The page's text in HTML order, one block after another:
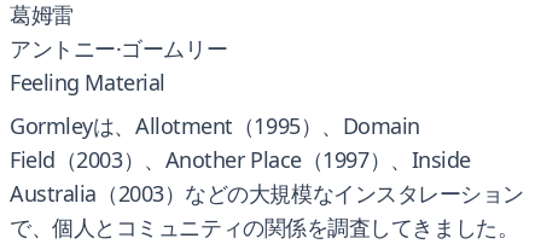
葛姆雷
アントニー·ゴームリー
Feeling Material
Gormleyは、Allotment（1995）、Domain
Field（2003）、Another Place（1997）、Inside
Australia（2003）などの大規模なインスタレーション
で、個人とコミュニティの関係を調査してきました。